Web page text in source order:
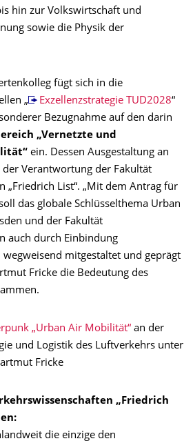
hin zur Volkswirtschaft und
sowie die Physik der
fügt sich in die
„
Exzellenzstrategie TUD2028“
Bezugnahme auf den darin
„Vernetzte und
ein. Dessen Ausgestaltung an
Verantwortung der Fakultät
„Friedrich List“. „Mit dem Antrag für
das globale Schlüsselthema Urban
und der Fakultät
auch durch Einbindung
mitgestaltet und geprägt
Fricke die Bedeutung des
„Urban Air Mobilität“an der
und Logistik des Luftverkehrs unter
Fricke
„Friedrich
die einzige den